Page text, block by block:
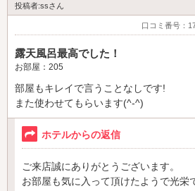
投稿者:ssさん
口コミ番号：
露天風呂最高でした！
お部屋：205
部屋もキレイで言うことなしです!
また使わせてもらいます(^-^)
ホテルからの返信
ご来店誠にありがとうございます。
お部屋も気に入って頂けたようで光栄